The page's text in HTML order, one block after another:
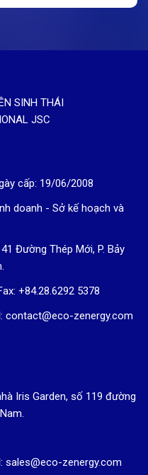
SINH THÁI
JSC
cấp: 19/06/2008
doanh - Sở kế hoạch và
Đường Thép Mới, P. Bảy
+84.28.6292 5378
contact@eco-zenergy.com
Iris Garden, số 119 đường
sales@eco-zenergy.com